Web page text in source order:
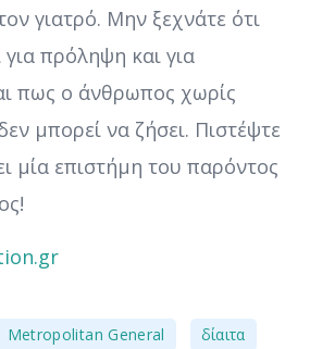
γιατρό. Μην ξεχνάτε ότι
για πρόληψη και για
πως ο άνθρωπος χωρίς
μπορεί να ζήσει. Πιστέψτε
μία επιστήμη του παρόντος
Metropolitan General δίαιτα